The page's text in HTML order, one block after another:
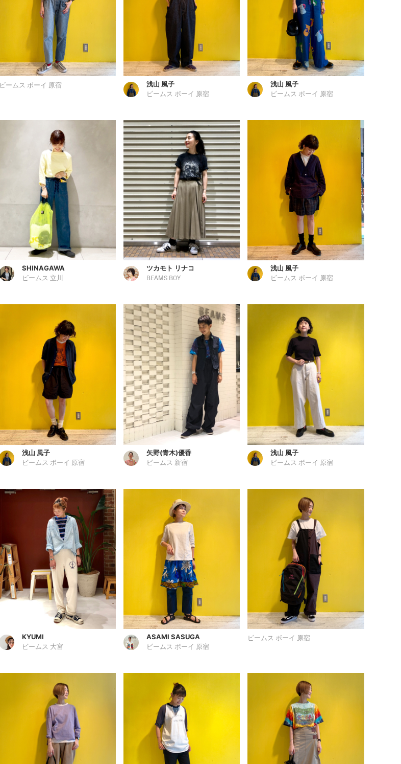
ビームス ボーイ 原宿 浅山 風子
ビームス ボーイ 原宿
浅山 風子
ビームス ボーイ 原宿
SHINAGAWA
ビームス 立川
ツカモト リナコ
BEAMS BOY
浅山 風子
ビームス ボーイ 原宿
浅山 風子
ビームス ボーイ 原宿
矢野(青木)優香
ビームス 新宿
浅山 風子
ビームス ボーイ 原宿
KYUMI
ビームス 大宮
ASAMI SASUGA
ビームス ボーイ 原宿
ビームス ボーイ 原宿